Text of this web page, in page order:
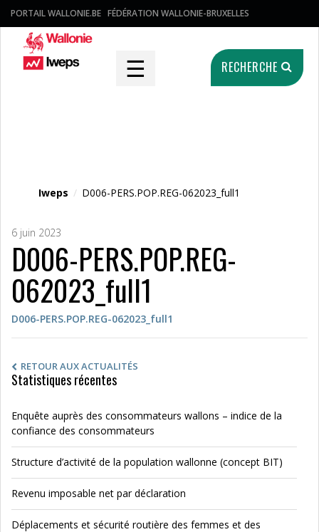
PORTAIL WALLONIE.BE FÉDÉRATION WALLONIE-BRUXELLES
☰ RECHERCHE
Iweps / D006-PERS.POP.REG-062023_full1
6 juin 2023
D006-PERS.POP.REG-
062023_full1
D006-PERS.POP.REG-062023_full1
RETOUR AUX ACTUALITÉS
Statistiques récentes
Enquête auprès des consommateurs wallons – indice de la
confiance des consommateurs
Structure d’activité de la population wallonne (concept BIT)
Revenu imposable net par déclaration
Déplacements et sécurité routière des femmes et des